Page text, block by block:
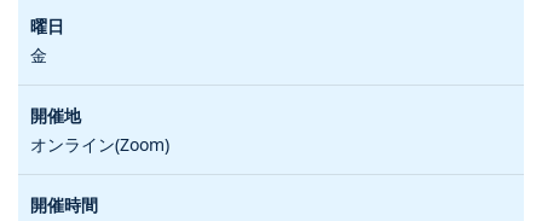
金
オンライン(Zoom)